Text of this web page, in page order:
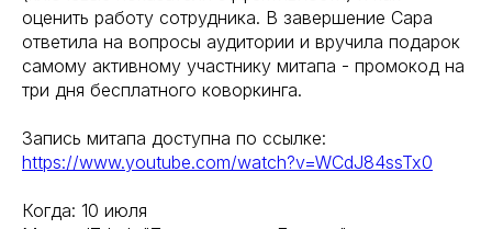
оценить работу сотрудника. В завершение Сара
ответила на вопросы аудитории и вручила подарок
самому активному участнику митапа - промокод на
три дня бесплатного коворкинга.
Запись митапа доступна по ссылке:
https://www.youtube.com/watch?v=WCdJ84ssTx0
Когда: 10 июля